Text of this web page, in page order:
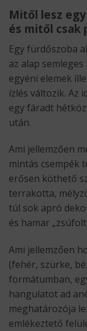
Mitől lesz
és mitől csak
Egy fürdőszoba
az alap
egyéni elemek
ízlés változik. Az
egy fáradt
után.
Ami jellemzően
mintás csempék
erősen köthető
terrakotta,
túl sok apró
és hamar
Ami jellemzően
(fehér, szürke,
formátumban,
hangulatot ad
meghatározója
emlékeztető